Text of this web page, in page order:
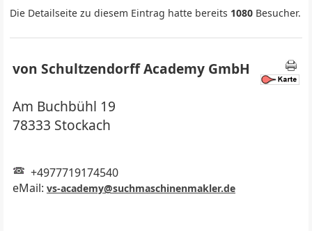
Die Detailseite zu diesem Eintrag hatte bereits 1080Besucher.
von Schultzendorff Academy GmbH
Am Buchbühl 19
78333 Stockach
+4977719174540
eMail: vs-academy@suchmaschinenmakler.de